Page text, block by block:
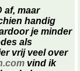
af, maar
handig
je minder
als
vrij veel over
vind ik